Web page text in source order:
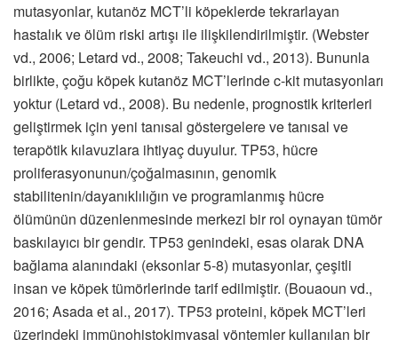
mutasyonlar, kutanöz MCT’li köpeklerde tekrarlayan
hastalık ve ölüm riski artışı ile ilişkilendirilmiştir. (Webster
vd., 2006; Letard vd., 2008; Takeuchi vd., 2013). Bununla
birlikte, çoğu köpek kutanöz MCT’lerinde c-kit mutasyonları
yoktur (Letard vd., 2008). Bu nedenle, prognostik kriterleri
geliştirmek için yeni tanısal göstergelere ve tanısal ve
terapötik kılavuzlara ihtiyaç duyulur. TP53, hücre
proliferasyonunun/çoğalmasının, genomik
stabilitenin/dayanıklılığın ve programlanmış hücre
ölümünün düzenlenmesinde merkezi bir rol oynayan tümör
baskılayıcı bir gendir. TP53 genindeki, esas olarak DNA
bağlama alanındaki (eksonlar 5-8) mutasyonlar, çeşitli
insan ve köpek tümörlerinde tarif edilmiştir. (Bouaoun vd.,
2016; Asada et al., 2017). TP53 proteini, köpek MCT’leri
üzerindeki immünohistokimyasal yöntemler kullanılan bir